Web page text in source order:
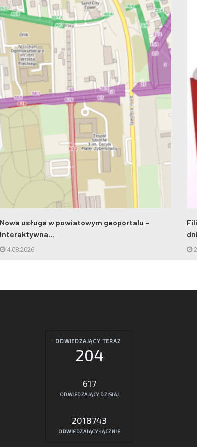
Nowa usługa w powiatowym geoportalu –
Interaktywna...
4.08.2026
ODWIEDZAJĄCY TERAZ
204
617
ODWIEDZAJĄCY DZISIAJ
2018743
ODWIEDZAJĄCY ŁĄCZNIE